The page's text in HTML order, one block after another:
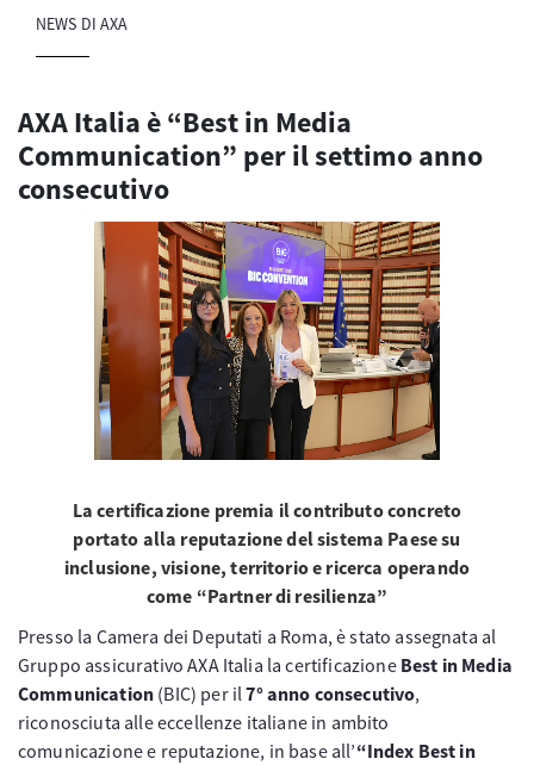
NEWS DI AXA
AXA Italia è “Best in Media
Communication” per il settimo anno
consecutivo
La certificazione premia il contributo concreto
portato alla reputazione del sistema Paese su
inclusione, visione, territorio e ricerca operando
come “Partner di resilienza”
Presso la Camera dei Deputati a Roma, è stato assegnata al
Gruppo assicurativo AXA Italia la certificazione Best in Media
Communication (BIC) per il7° anno consecutivo,
riconosciuta alle eccellenze italiane in ambito
comunicazione e reputazione, in base all’“Index Best in